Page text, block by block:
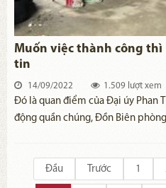
Muốn việc thành công
tin
14/09/2022 1.509 lượt xem
Đó là quan điểm của Đại úy Phan
động quần chúng, Đồn Biên
Đầu Trước 1